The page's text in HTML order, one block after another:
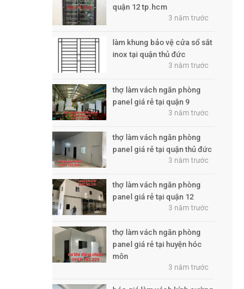
quận 12 tp.hcm
3 năm trước
làm khung bảo vệ cửa sổ sắt
inox tại quận thủ đức
3 năm trước
thợ làm vách ngăn phòng
panel giá rẻ tại quận 9
3 năm trước
thợ làm vách ngăn phòng
panel giá rẻ tại quận thủ đức
3 năm trước
thợ làm vách ngăn phòng
panel giá rẻ tại quận 12
3 năm trước
thợ làm vách ngăn phòng
panel giá rẻ tại huyện hóc
môn
3 năm trước